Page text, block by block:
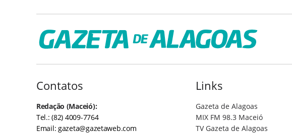
Contatos
Redação (Maceió):
Tel.: (82) 4009-7764
Email:gazeta@gazetaweb.com
Links
Gazeta de Alagoas
MIX FM 98.3 Maceió
TV Gazeta de Alagoas